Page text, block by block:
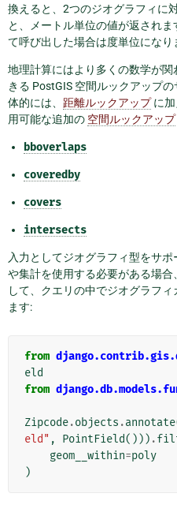
換えると、2つのジオグラフィに
と、メートル単位の値が返され
て呼び出した場合は度単位になり
地理計算にはより多くの数学が
きる PostGIS 空間ルックアップ
体的には、 距離ルックアップに加
用可能な追加の 空間ルックアップ
bboverlaps
coveredby
covers
intersects
入力としてジオグラフィ型をサ
や集計を使用する必要がある場合
して、クエリの中でジオグラフ
ます:
from
eld
from
Zipcode.objects .annotate
eld" , PointField())) .
geom__within=poly
)